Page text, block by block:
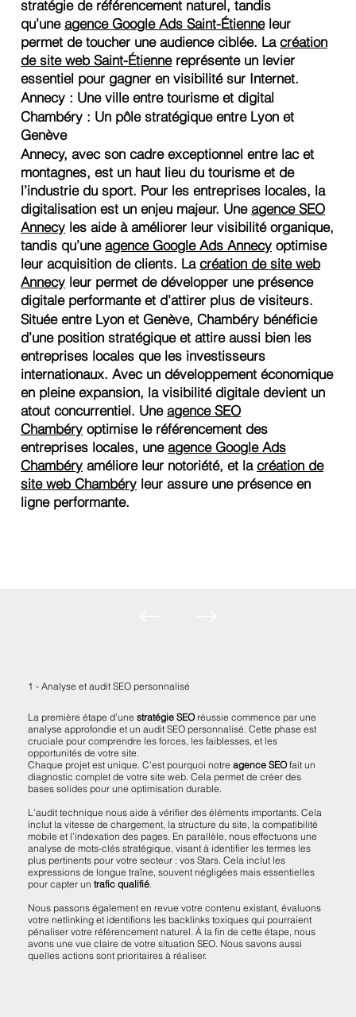
stratégie de référencement naturel, tandis
qu’uneagence Google Ads Saint-Étienneleur
permet de toucher une audience ciblée. Lacréation
de site web Saint-Étiennereprésente un levier
essentiel pour gagner en visibilité sur Internet.
Annecy : Une ville entre tourisme et digital
Annecy, avec son cadre exceptionnel entre lac et
montagnes, est un haut lieu du tourisme et de
l’industrie du sport. Pour les entreprises locales, la
digitalisation est un enjeu majeur. Uneagence SEO
Annecy les aide à améliorer leur visibilité organique,
tandis qu’uneagence Google Ads Annecy optimise
leur acquisition de clients. Lacréation de site web
Annecy leur permet de développer une présence
digitale performante et d’attirer plus de visiteurs.
Chambéry : Un pôle stratégique entre Lyon et
Genève
Située entre Lyon et Genève, Chambéry bénéficie
d’une position stratégique et attire aussi bien les
entreprises locales que les investisseurs
internationaux. Avec un développement économique
en pleine expansion, la visibilité digitale devient un
atout concurrentiel. Uneagence SEO
Chambéry optimise le référencement des
entreprises locales, uneagence Google Ads
Chambéry améliore leur notoriété, et lacréation de
site web Chambéry leur assure une présence en
ligne performante.
1 - Analyse et audit SEO personnalisé
La première étape d’une stratégie SEOréussie commence par une
analyse approfondie et un audit SEO personnalisé. Cette phase est
cruciale pour comprendre les forces, les faiblesses, et les
opportunités de votre site.
Chaque projet est unique. C'est pourquoi notre agence SEOfait un
diagnostic complet de votre site web. Cela permet de créer des
bases solides pour une optimisation durable.
L’audit technique nous aide à vérifier des éléments importants. Cela
inclut la vitesse de chargement, la structure du site, la compatibilité
mobile et l’indexation des pages. En parallèle, nous effectuons une
analyse de mots-clés stratégique, visant à identifier les termes les
plus pertinents pour votre secteur : vos Stars. Cela inclut les
expressions de longue traîne, souvent négligées mais essentielles
pour capter un trafic qualifié.
Nous passons également en revue votre contenu existant, évaluons
votre netlinking et identifions les backlinks toxiques qui pourraient
pénaliser votre référencement naturel. À la fin de cette étape, nous
avons une vue claire de votre situation SEO. Nous savons aussi
quelles actions sont prioritaires à réaliser.